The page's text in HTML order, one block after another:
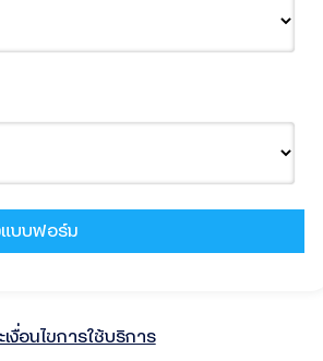
งื่อนไขการใช้บริการ